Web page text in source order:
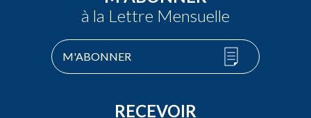
à la Lettre Mensuelle
M'ABONNER
RECEVOIR